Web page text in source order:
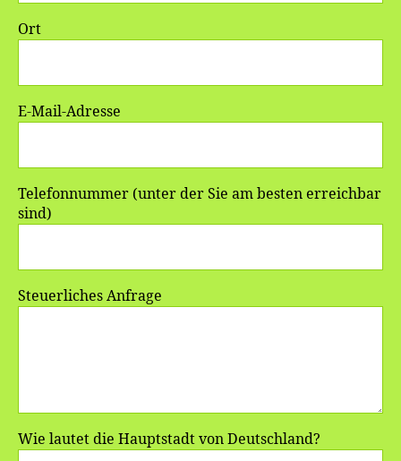
Ort
E-Mail-Adresse
Telefonnummer (unter der Sie am besten erreichbar
sind)
Steuerliches Anfrage
Wie lautet die Hauptstadt von Deutschland?